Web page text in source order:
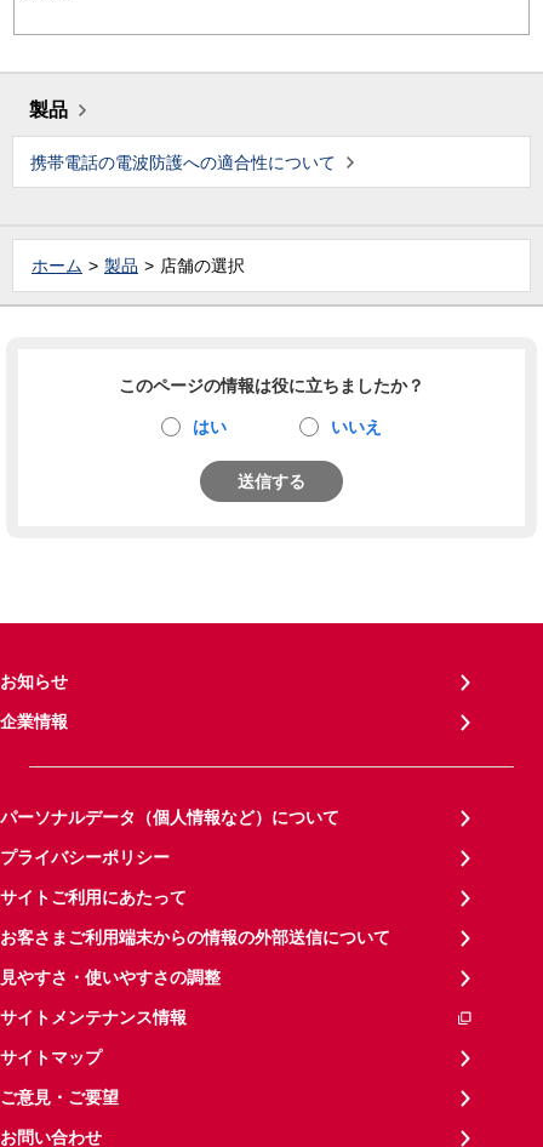
製品
携帯電話の電波防護への適合性について
ホーム 製品 店舗の選択
このページの情報は役に立ちましたか？
はい いいえ
送信する
お知らせ
企業情報
パーソナルデータ（個人情報など）について
プライバシーポリシー
サイトご利用にあたって
お客さまご利用端末からの情報の外部送信について
見やすさ・使いやすさの調整
サイトメンテナンス情報
サイトマップ
ご意見・ご要望
お問い合わせ